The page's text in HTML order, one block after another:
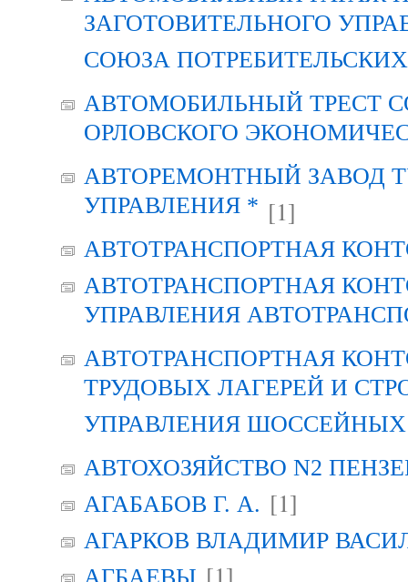
ЗАГОТОВИТЕЛЬНОГО
СОЮЗА
АВТОМОБИЛЬНЫЙ ТРЕСТ
ОРЛОВСКОГО
АВТОРЕМОНТНЫЙ ЗАВОД
УПРАВЛЕНИЯ * [1]
АВТОТРАНСПОРТНАЯ
АВТОТРАНСПОРТНАЯ
УПРАВЛЕНИЯ
АВТОТРАНСПОРТНАЯ
ТРУДОВЫХ ЛАГЕРЕЙ И
УПРАВЛЕНИЯ
АВТОХОЗЯЙСТВО N2
АГАБАБОВ Г. А. [1]
АГАРКОВ ВЛАДИМИР
АГБАЕВЫ [1]